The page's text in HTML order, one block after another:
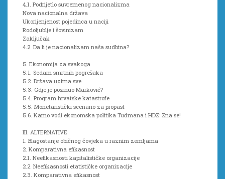
4.1. Podrijetlo suvremenog nacionalizma
Nova nacionalna država
Ukorijenjenost pojedinca u naciji
Rodoljublje i šovinizam
Zaključak
4.2. Da li je nacionalizam naša sudbina?
5. Ekonomija za svakoga
5.1. Sedam smrtnih pogrešaka
5.2. Država uzima sve
5.3. Gdje je posrnuo Marković?
5.4. Program hrvatske katastrofe
5.5. Monetaristički scenario za propast
5.6. Kamo vodi ekonomska politika Tuđmana i HDZ: Zna se!
III. ALTERNATIVE
1. Blagostanje običnog čovjeka u raznim zemljama
2. Komparativna efikasnost
2.1. Neefikasnosti kapitalističke organizacije
2.2. Neefikasnosti etatističke organizacije
2.3. Komparativna efikasnost